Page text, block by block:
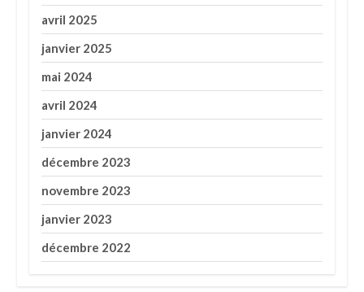
avril 2025
janvier 2025
mai 2024
avril 2024
janvier 2024
décembre 2023
novembre 2023
janvier 2023
décembre 2022